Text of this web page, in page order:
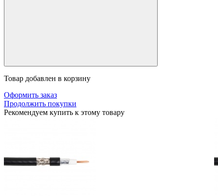
Товар добавлен в корзину
Оформить заказ
Продолжить покупки
Рекомендуем купить к этому товару